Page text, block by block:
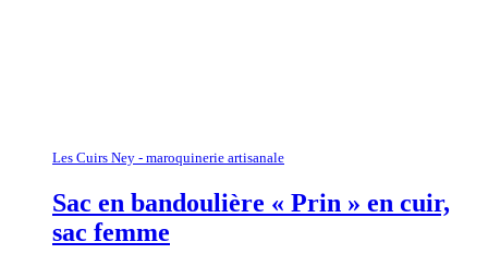
Les Cuirs Ney - maroquinerie artisanale
Sac en bandoulière « Prin » en cuir,
sac femme